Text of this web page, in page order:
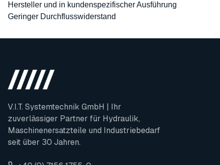
Hersteller und in kundenspezifischer Ausführung
Geringer Durchflusswiderstand
V.I.T. Systemtechnik GmbH | Ihr
zuverlässiger Partner für Hydraulik,
Maschinenersatzteile und Industriebedarf
seit über 30 Jahren.